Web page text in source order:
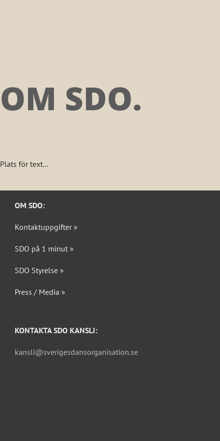
OM SDO.
Plats för text…
OM SDO:
Kontaktuppgifter »
SDO på 1 minut »
SDO Styrelse »
Press / Media »
KONTAKTA SDO KANSLI:
kansli@sverigesdansorganisation.se